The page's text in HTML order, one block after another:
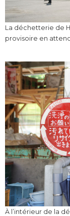
La déchetterie de
provisoire en
À l’intérieur de la